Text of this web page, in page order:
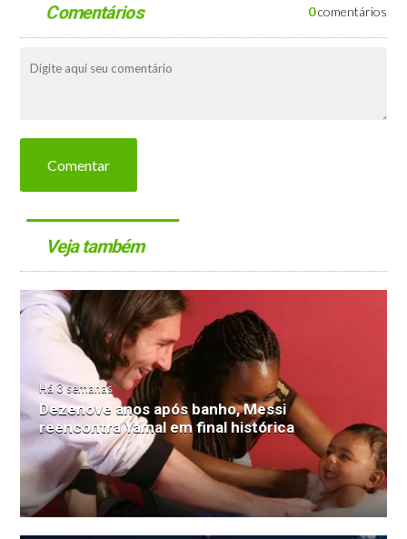
Comentários 0comentários
Comentar
Veja também
Há 3 semanas
Dezenove anos após banho, Messi
reencontra Yamal em final histórica